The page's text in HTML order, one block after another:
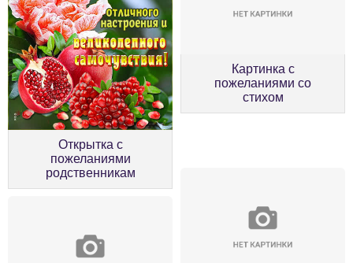
Открытка с
пожеланиями
родственникам
Картинка с
пожеланиями со
стихом